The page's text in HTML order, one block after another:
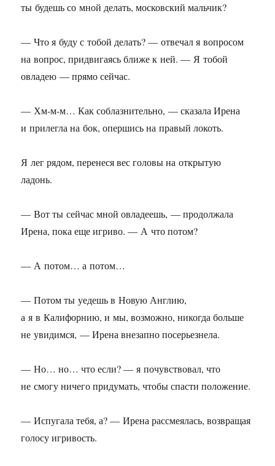
ты будешь со мной делать, московский мальчик?
— Что я буду с тобой делать? — отвечал я вопросом
на вопрос, придвигаясь ближе к ней. — Я тобой
овладею — прямо сейчас.
— Хм-м-м… Как соблазнительно, — сказала Ирена
и прилегла на бок, опершись на правый локоть.
Я лег рядом, перенеся вес головы на открытую
ладонь.
— Вот ты сейчас мной овладеешь, — продолжала
Ирена, пока еще игриво. — А что потом?
— А потом… а потом…
— Потом ты уедешь в Новую Англию,
а я в Калифорнию, и мы, возможно, никогда больше
не увидимся, — Ирена внезапно посерьезнела.
— Но… но… что если? — я почувствовал, что
не смогу ничего придумать, чтобы спасти положение.
— Испугала тебя, а? — Ирена рассмеялась, возвращая
голосу игривость.